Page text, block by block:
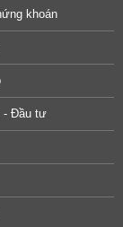
khoán
- Đầu tư